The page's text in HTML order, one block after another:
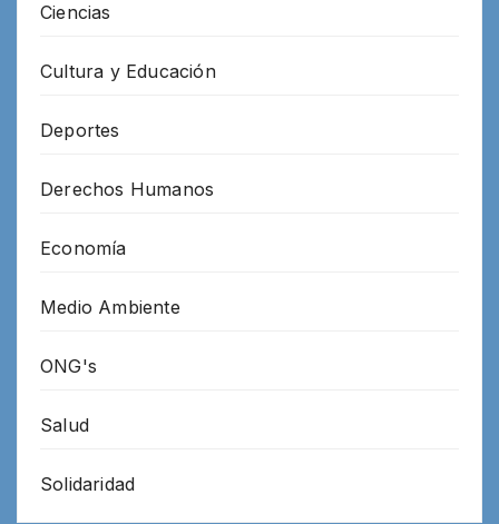
Ciencias
Cultura y Educación
Deportes
Derechos Humanos
Economía
Medio Ambiente
ONG's
Salud
Solidaridad